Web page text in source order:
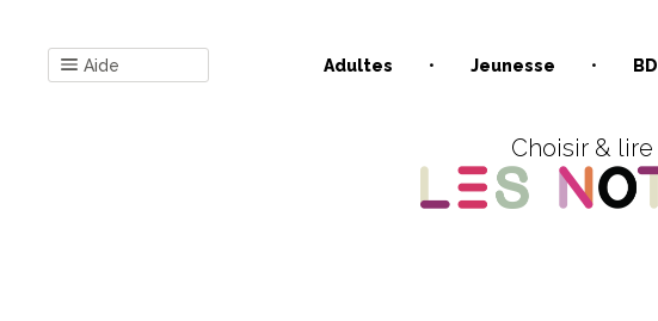
Aide Adultes Jeunesse BD
Choisir & lire